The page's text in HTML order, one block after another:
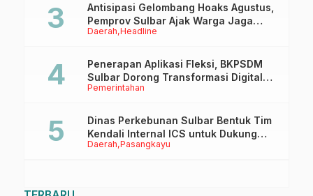
Daerah Headline
Antisipasi Gelombang Hoaks Agustus,
Pemprov Sulbar Ajak Warga Jaga
Ruang Digital
Pemerintahan
Penerapan Aplikasi Fleksi, BKPSDM
Sulbar Dorong Transformasi Digital
Sistem Kehadiran ASN
Daerah Pasangkayu
Dinas Perkebunan Sulbar Bentuk Tim
Kendali Internal ICS untuk Dukung
Sertifikasi ISPO Pekebun di